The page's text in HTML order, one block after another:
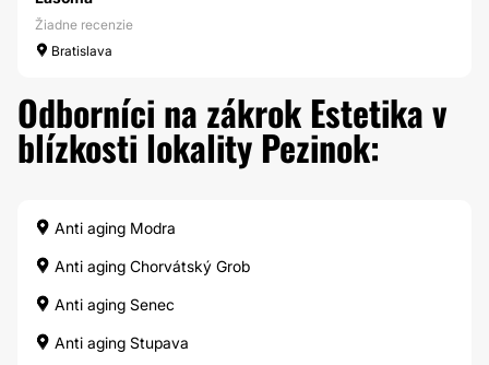
Žiadne recenzie
Bratislava
Odborníci na zákrok Estetika v
blízkosti lokality Pezinok:
Anti aging Modra
Anti aging Chorvátský Grob
Anti aging Senec
Anti aging Stupava